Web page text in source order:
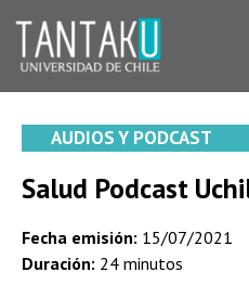
content
AUDIOS Y PODCAST
Salud Podcast
Fecha emisión: 15/07/2021
Duración: 24 minutos